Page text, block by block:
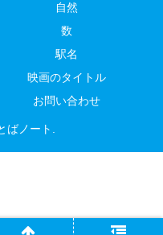
自然
数
駅名
映画のタイトル
お問い合わせ
ノート.